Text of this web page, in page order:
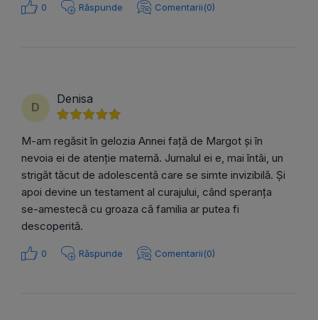
0 Răspunde Comentarii(0)
D
Denisa
M-am regăsit în gelozia Annei față de Margot și în
nevoia ei de atenție maternă. Jurnalul ei e, mai întâi, un
strigăt tăcut de adolescentă care se simte invizibilă. Și
apoi devine un testament al curajului, când speranța
se-amestecă cu groaza că familia ar putea fi
descoperită.
0 Răspunde Comentarii(0)